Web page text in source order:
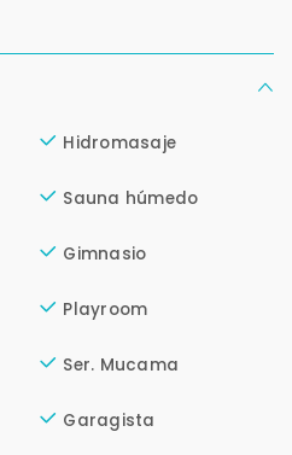
Hidromasaje
Sauna húmedo
Gimnasio
Playroom
Ser. Mucama
Garagista